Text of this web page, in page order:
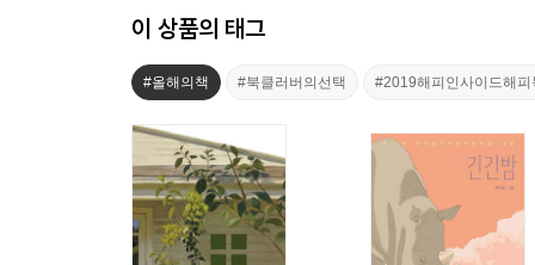
이 상품의 태그
#올해의책 #북클러버의선택 #2019해피인사이드해피